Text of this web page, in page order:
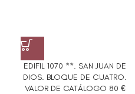
EDIFIL 1070 **. SAN JUAN DE
DIOS. BLOQUE DE CUATRO.
VALOR DE CATÁLOGO 80 €